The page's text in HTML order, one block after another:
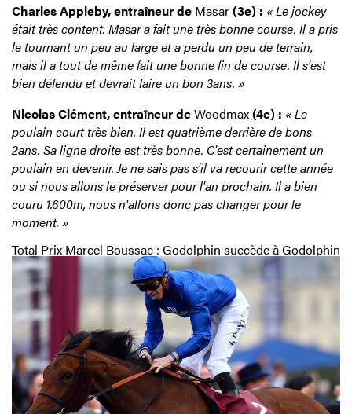
Charles Appleby, entraîneur de Masar(3e) : « Le jockey
était très content. Masar a fait une très bonne course. Il a pris
le tournant un peu au large et a perdu un peu de terrain,
mais il a tout de même fait une bonne fin de course. Il s'est
bien défendu et devrait faire un bon 3ans. »
Nicolas Clément, entraîneur deWoodmax(4e) : « Le
poulain court très bien. Il est quatrième derrière de bons
2ans. Sa ligne droite est très bonne. C'est certainement un
poulain en devenir. Je ne sais pas s'il va recourir cette année
ou si nous allons le préserver pour l'an prochain. Il a bien
couru 1.600m, nous n'allons donc pas changer pour le
moment. »
Total Prix Marcel Boussac : Godolphin succède à Godolphin